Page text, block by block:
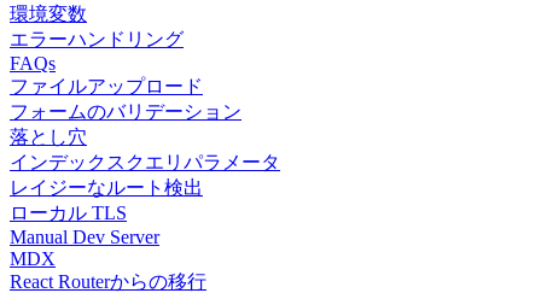
環境変数
エラーハンドリング
FAQs
ファイルアップロード
フォームのバリデーション
落とし穴
インデックスクエリパラメータ
レイジーなルート検出
ローカル TLS
Manual Dev Server
MDX
React Routerからの移行